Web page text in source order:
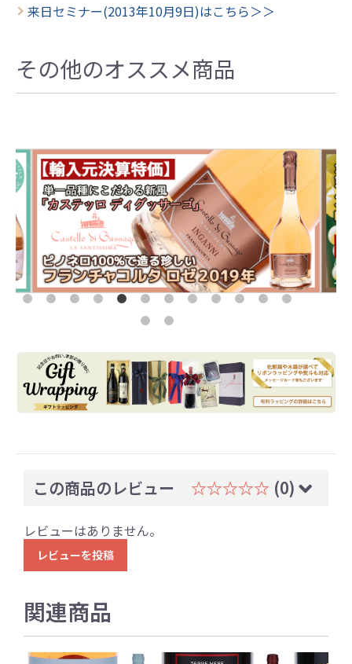
来日セミナー(2013年10月9日)はこちら＞＞
その他のオススメ商品
この商品のレビュー ☆☆☆☆☆ (0)
レビューはありません。
レビューを投稿
関連商品